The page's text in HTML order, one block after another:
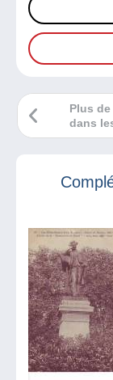
Plus
dans
sur le